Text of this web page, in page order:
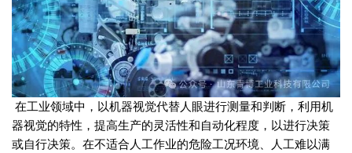
在工业领域中，以机器视觉代替人眼进行测量和判断，利用机
器视觉的特性，提高生产的灵活性和自动化程度，以进行决策
或自行决策。在不适合人工作业的危险工况环境、人工难以满